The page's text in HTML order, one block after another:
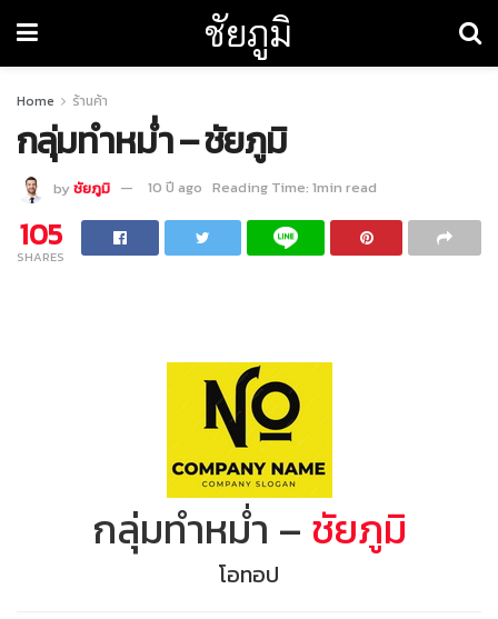
ชัยภูมิ
Home ร้านค้า
กลุ่มทำหม่ำ – ชัยภูมิ
by ชัยภูมิ 10 ปี ago Reading Time: 1min read
105
SHARES
กลุ่มทำหม่ำ – ชัยภูมิ
โอทอป